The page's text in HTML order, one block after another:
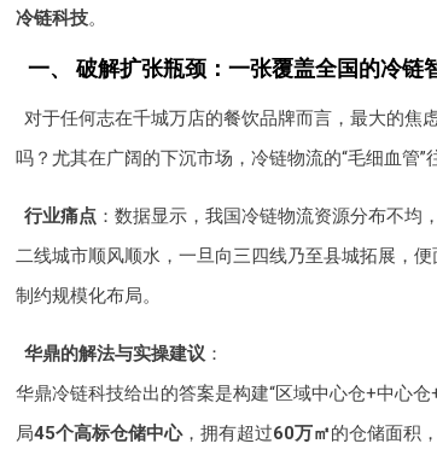
冷链科技。
一、 破解扩张瓶颈：一张覆盖全国的冷链
对于任何志在千城万店的餐饮品牌而言，最大的焦
吗？尤其在广阔的下沉市场，冷链物流的“毛细血管”
行业痛点 ：数据显示，我国冷链物流资源分布不均
二线城市顺风顺水，一旦向三四线乃至县城拓展，
制约规模化布局。
华鼎的解法与实操建议 ：
华鼎冷链科技给出的答案是构建“区域中心仓+中心
局45个高标仓储中心，拥有超过60万㎡的仓储面积